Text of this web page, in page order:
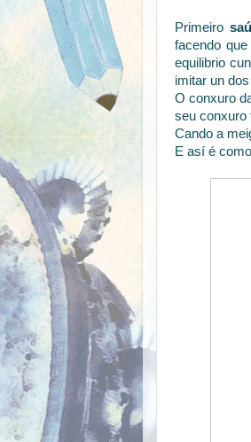
Primeiro
facendo
equilibrio
imitar un
O conxuro
seu conxuro
Cando a
E así é